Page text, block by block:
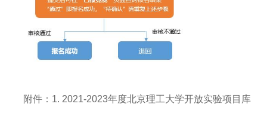
附件：1. 2021-2023年度北京理工大学开放实验项目库